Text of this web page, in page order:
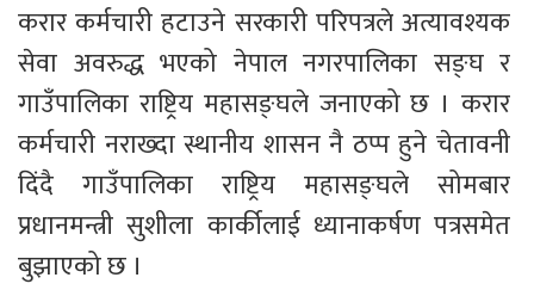
करार कर्मचारी हटाउने सरकारी परिपत्रले अत्यावश्यक
सेवा अवरुद्ध भएको नेपाल नगरपालिका सङ्घ र
गाउँपालिका राष्ट्रिय महासङ्घले जनाएको छ । करार
कर्मचारी नराख्दा स्थानीय शासन नै ठप्प हुने चेतावनी
दिंदै गाउँपालिका राष्ट्रिय महासङ्घले सोमबार
प्रधानमन्त्री सुशीला कार्कीलाई ध्यानाकर्षण पत्रसमेत
बुझाएको छ ।